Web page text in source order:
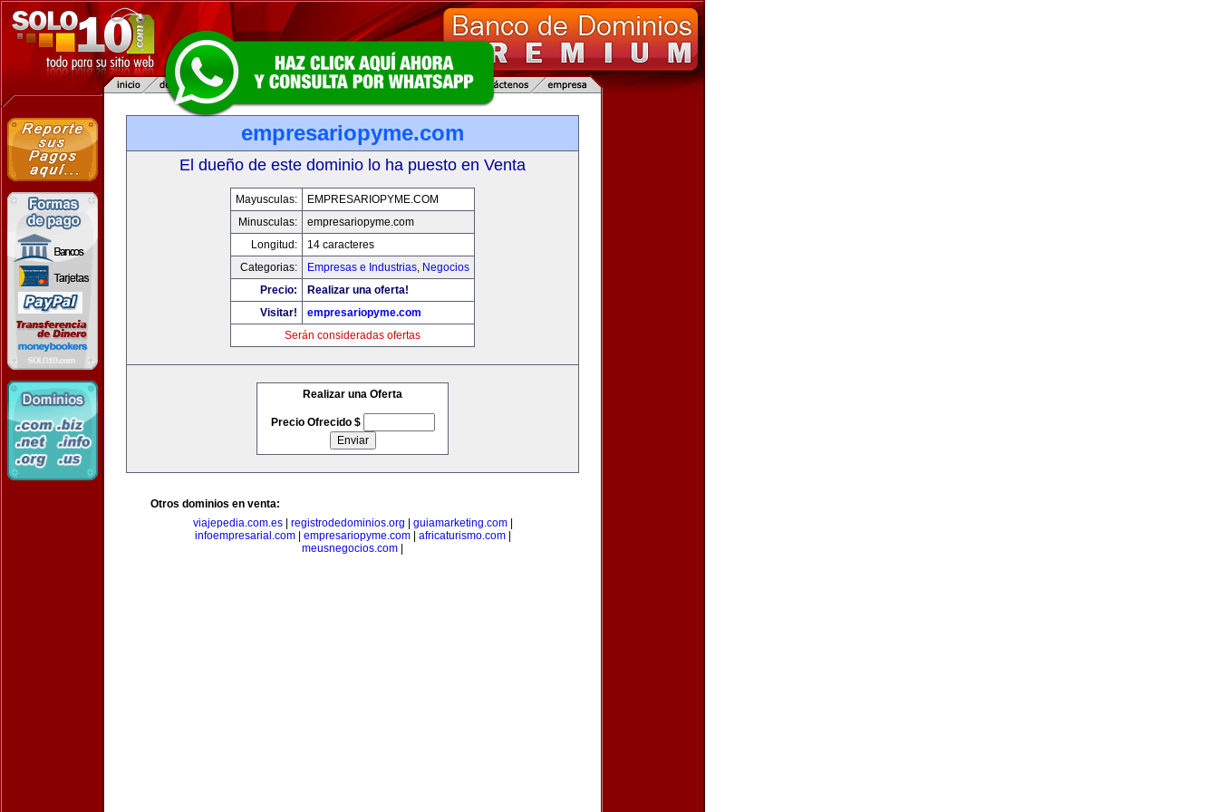
empresariopyme.com
El dueño de este dominio lo ha puesto en Venta
Mayusculas:
EMPRESARIOPYME.COM
Minusculas:
empresariopyme.com
Longitud:
14 caracteres
Categorias:
Empresas e Industrias, Negocios
Precio:
Realizar una oferta!
Visitar!
empresariopyme.com
Serán consideradas ofertas
Realizar una Oferta
Precio Ofrecido $
Otros dominios en venta:
viajepedia.com.es| registrodedominios.org guiamarketing.com|
infoempresarial.com| empresariopyme.com| africaturismo.com|
meusnegocios.com